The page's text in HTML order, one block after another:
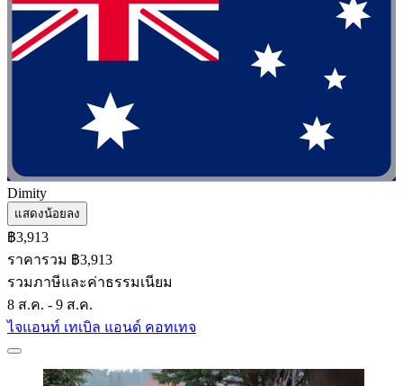
Dimity
แสดงน้อยลง
฿3,913
ราคารวม ฿3,913
รวมภาษีและค่าธรรมเนียม
8 ส.ค. - 9 ส.ค.
ไจแอนท์ เทเบิล แอนด์ คอทเทจ